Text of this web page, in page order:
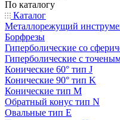
По каталогу
Каталог
Металлорежущий
Борфрезы
Гиперболические cо
Гиперболические с
Конические 60° тип J
Конические 90° тип K
Конические тип M
Обратный конус тип N
Овальные тип E